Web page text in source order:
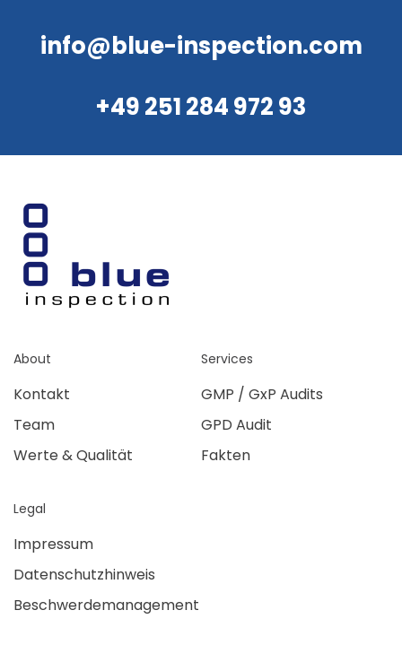
info@blue-inspection.com
+49 251 284 972 93
About
Kontakt
Team
Werte & Qualität
Services
GMP / GxP Audits
GPD Audit
Fakten
Legal
Impressum
Datenschutzhinweis
Beschwerdemanagement